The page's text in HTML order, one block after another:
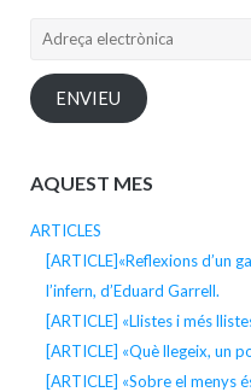
Adreça
ENVIEU
AQUEST MES
ARTICLES
[ARTICLE]«Reflexions d’un
l’infern, d’Eduard Garrell.
[ARTICLE] «Llistes i més
[ARTICLE] «Què llegeix, un
[ARTICLE] «Sobre el menys